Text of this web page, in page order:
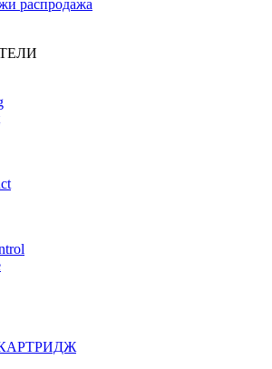
распродажа